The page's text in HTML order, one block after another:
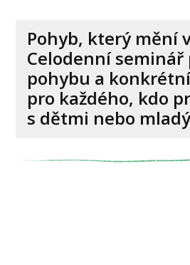
Pohyb, který mění
Celodenní seminář
pohybu a
pro každého, kdo
s dětmi nebo